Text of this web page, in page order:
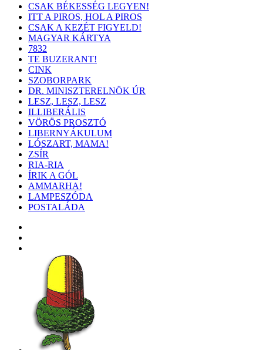
CSAK BÉKESSÉG LEGYEN!
ITT A PIROS, HOL A PIROS
CSAK A KEZÉT FIGYELD!
MAGYAR KÁRTYA
7832
TE BUZERANT!
CINK
SZOBORPARK
DR. MINISZTERELNÖK ÚR
LESZ, LESZ, LESZ
ILLIBERÁLIS
VÖRÖS PROSZTÓ
LIBERNYÁKULUM
LÓSZART, MAMA!
ZSÍR
RIA-RIA
ÍRIK A GÓL
AMMARHA!
LAMPESZÓDA
POSTALÁDA